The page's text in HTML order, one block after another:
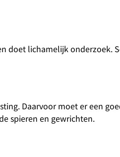
doet lichamelijk onderzoek.
Daarvoor moet er een
spieren en gewrichten.